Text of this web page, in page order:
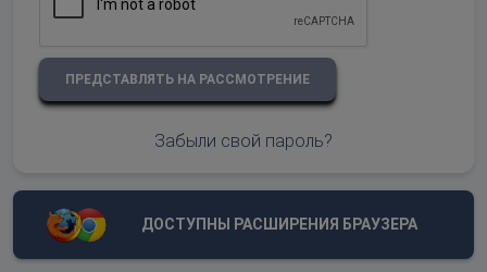
ПРЕДСТАВЛЯТЬ НА РАССМОТРЕНИЕ
Забыли свой пароль?
ДОСТУПНЫ РАСШИРЕНИЯ БРАУЗЕРА